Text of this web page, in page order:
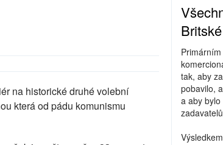
na historické druhé volební
která od pádu komunismu
tak, aby
pobavilo,
a aby